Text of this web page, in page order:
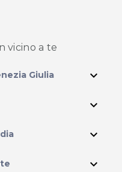
vicino a te
Giulia expand_more
expand_more
expand_more
expand_more